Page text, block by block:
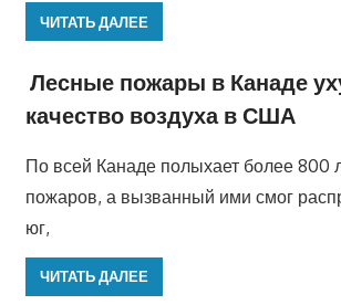
ЧИТАТЬ ДАЛЕЕ
Лесные пожары в Канаде
качество воздуха в США
По всей Канаде полыхает более 800
пожаров, а вызванный ими смог
юг,
ЧИТАТЬ ДАЛЕЕ